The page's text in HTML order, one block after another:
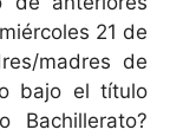
21 de
madres de
bajo el título